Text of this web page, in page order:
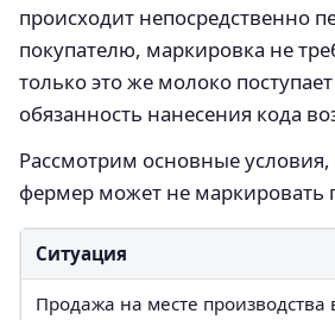
происходит непосредственно
покупателю, маркировка не
только это же молоко
обязанность нанесения кода
Рассмотрим основные
фермер может не маркировать
Ситуация
Продажа на месте производства